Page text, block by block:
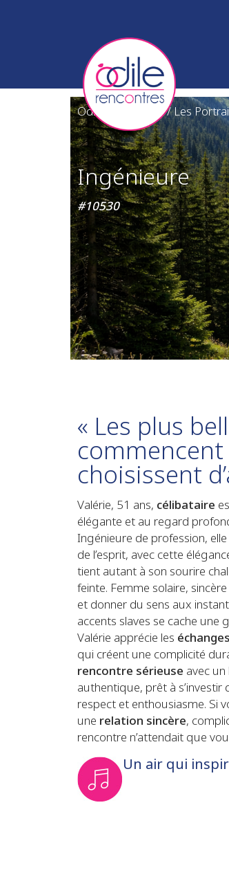
Odile Rencontres/Les
Ingénieure
#10530
« Les plus
choisissent
Valérie, 51 ans, célibataire
élégante et au regard
Ingénieure de profession,
de l’esprit, avec cette
tient autant à son sourire
feinte. Femme solaire,
et donner du sens aux
accents slaves se cache une
Valérie apprécie les
qui créent une complicité
rencontre sérieuse avec
authentique, prêt à s’investir
respect et enthousiasme. Si
une relation sincère,
rencontre n’attendait que
Un air qui